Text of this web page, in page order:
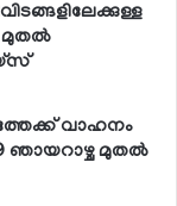
മുതല്‍
വാഹനം
ഞായറാഴ്ച മുതല്‍